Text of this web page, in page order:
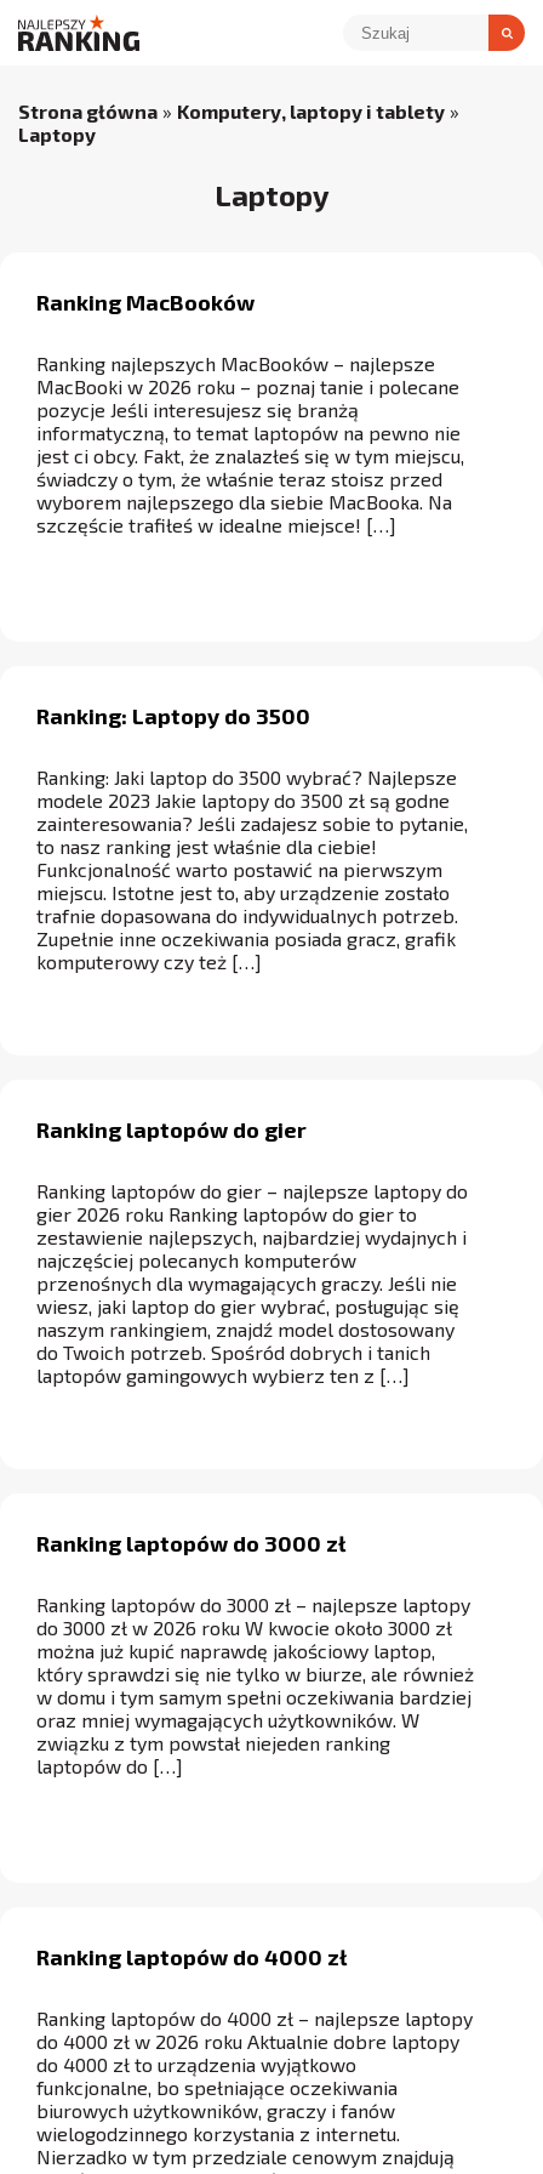
Strona główna » Komputery, laptopy i tablety »
Laptopy
Laptopy
Ranking MacBooków
Ranking najlepszych MacBooków – najlepsze
MacBooki w 2026 roku – poznaj tanie i polecane
pozycje Jeśli interesujesz się branżą
informatyczną, to temat laptopów na pewno nie
jest ci obcy. Fakt, że znalazłeś się w tym miejscu,
świadczy o tym, że właśnie teraz stoisz przed
wyborem najlepszego dla siebie MacBooka. Na
szczęście trafiłeś w idealne miejsce! […]
Ranking: Laptopy do 3500
Ranking: Jaki laptop do 3500 wybrać? Najlepsze
modele 2023 Jakie laptopy do 3500 zł są godne
zainteresowania? Jeśli zadajesz sobie to pytanie,
to nasz ranking jest właśnie dla ciebie!
Funkcjonalność warto postawić na pierwszym
miejscu. Istotne jest to, aby urządzenie zostało
trafnie dopasowana do indywidualnych potrzeb.
Zupełnie inne oczekiwania posiada gracz, grafik
komputerowy czy też […]
Ranking laptopów do gier
Ranking laptopów do gier – najlepsze laptopy do
gier 2026 roku Ranking laptopów do gier to
zestawienie najlepszych, najbardziej wydajnych i
najczęściej polecanych komputerów
przenośnych dla wymagających graczy. Jeśli nie
wiesz, jaki laptop do gier wybrać, posługując się
naszym rankingiem, znajdź model dostosowany
do Twoich potrzeb. Spośród dobrych i tanich
laptopów gamingowych wybierz ten z […]
Ranking laptopów do 3000 zł
Ranking laptopów do 3000 zł – najlepsze laptopy
do 3000 zł w 2026 roku W kwocie około 3000 zł
można już kupić naprawdę jakościowy laptop,
który sprawdzi się nie tylko w biurze, ale również
w domu i tym samym spełni oczekiwania bardziej
oraz mniej wymagających użytkowników. W
związku z tym powstał niejeden ranking
laptopów do […]
Ranking laptopów do 4000 zł
Ranking laptopów do 4000 zł – najlepsze laptopy
do 4000 zł w 2026 roku Aktualnie dobre laptopy
do 4000 zł to urządzenia wyjątkowo
funkcjonalne, bo spełniające oczekiwania
biurowych użytkowników, graczy i fanów
wielogodzinnego korzystania z internetu.
Nierzadko w tym przedziale cenowym znajdują